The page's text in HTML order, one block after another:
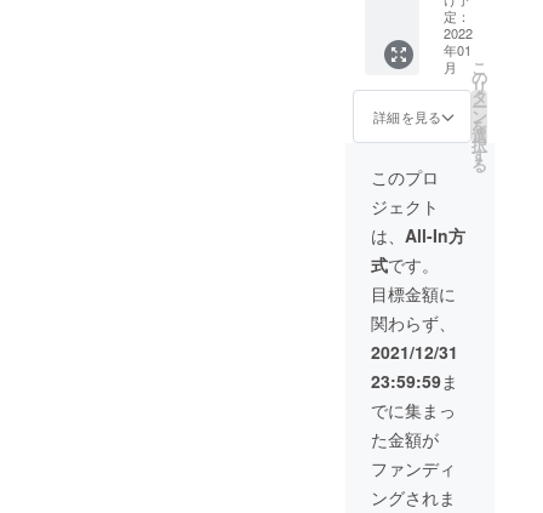
て提供
致しま
す。
LINEに
よる食
事指
になっ
ており
ます。
ご利用
可能期
間:2022
年1月4
日〜
2022年
3月31日
×12回
コース
8回コー
スでや
るより
お得な
クラウ
ドファ
ンディ
ング限
定価格
になっ
ており
ます！
ウェ
ア・
シュー
ズ等の
レンタ
ルを全
て提供
致しま
す。
LINEに
よる食
事指
定：
2022
年01
月
詳細を見る
こ
の
リ
タ
ー
ン
を
選
択
す
る
このプロ
ジェクト
は、 All-In方
式です。
目標金額に
関わらず、
2021/12/31
23:59:59ま
でに集まっ
た金額が
ファンディ
ングされま